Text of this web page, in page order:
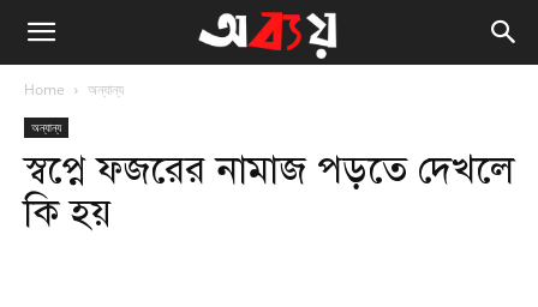
Home অন্যান্য
অন্যান্য
স্বপ্নে ফজরের নামাজ পড়তে দেখলে
কি হয়